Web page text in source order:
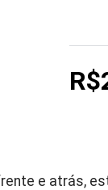
e atrás,